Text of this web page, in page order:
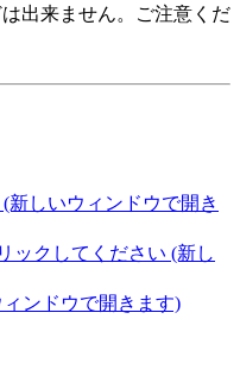
出来ません。ご注意くだ
新しいウィンドウで開き
ックしてください (新し
ンドウで開きます)